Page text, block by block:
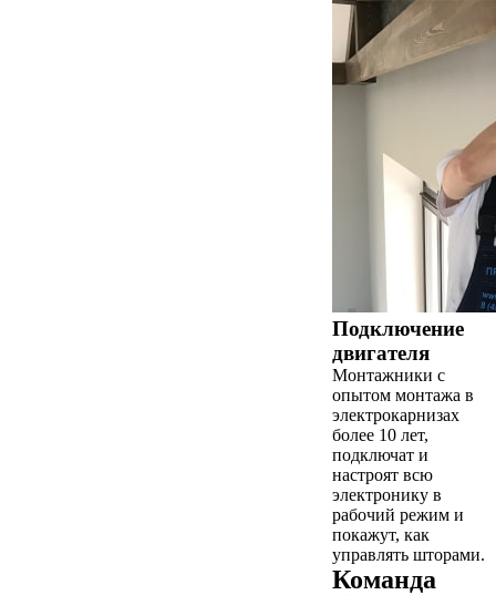
Подключение
двигателя
Монтажники с
опытом монтажа в
электрокарнизах
более 10 лет,
подключат и
настроят всю
электронику в
рабочий режим и
покажут, как
управлять шторами.
Команда